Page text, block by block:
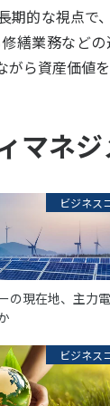
期的な視点
繕業務など
ら資産価値
マネ
ビジネス
の現在地、主力
ビジネス